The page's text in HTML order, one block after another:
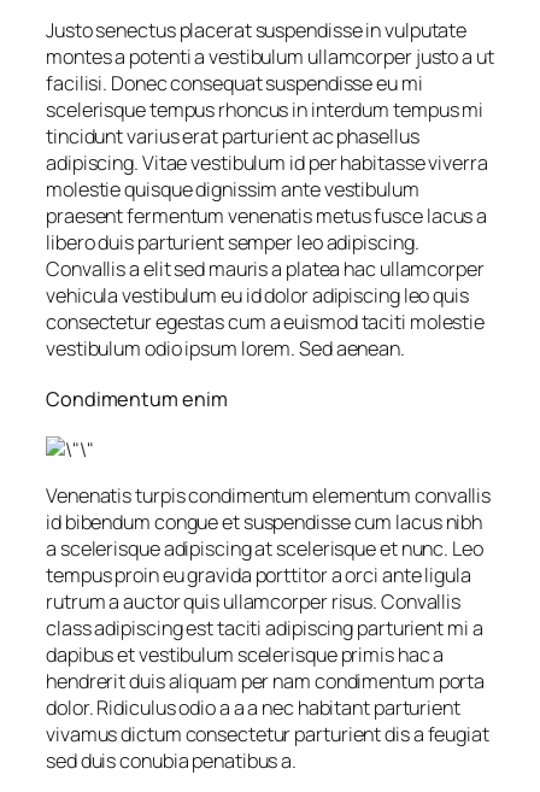
Justo senectus placerat suspendisse in vulputate
montes a potenti a vestibulum ullamcorper justo a ut
facilisi. Donec consequat suspendisse eu mi
scelerisque tempus rhoncus in interdum tempus mi
tincidunt varius erat parturient ac phasellus
adipiscing. Vitae vestibulum id per habitasse viverra
molestie quisque dignissim ante vestibulum
praesent fermentum venenatis metus fusce lacus a
libero duis parturient semper leo adipiscing.
Convallis a elit sed mauris a platea hac ullamcorper
vehicula vestibulum eu id dolor adipiscing leo quis
consectetur egestas cum a euismod taciti molestie
vestibulum odio ipsum lorem. Sed aenean.
Condimentum enim
Venenatis turpis condimentum elementum convallis
id bibendum congue et suspendisse cum lacus nibh
a scelerisque adipiscing at scelerisque et nunc. Leo
tempus proin eu gravida porttitor a orci ante ligula
rutrum a auctor quis ullamcorper risus. Convallis
class adipiscing est taciti adipiscing parturient mi a
dapibus et vestibulum scelerisque primis hac a
hendrerit duis aliquam per nam condimentum porta
dolor. Ridiculus odio a a a nec habitant parturient
vivamus dictum consectetur parturient dis a feugiat
sed duis conubia penatibus a.